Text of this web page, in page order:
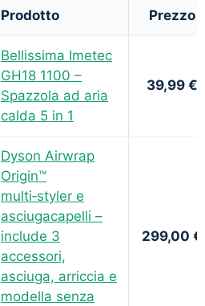
Prodotto Prezzo
Bellissima Imetec
GH18 1100 –
Spazzola ad aria
calda 5 in 1
39,99 €
Dyson Airwrap
Origin™
multi‑styler e
asciugacapelli –
include 3
accessori,
asciuga, arriccia e
modella senza
299,00 €